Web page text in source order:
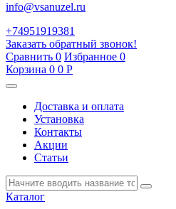
info@vsanuzel.ru
+74951919381
Заказать обратный звонок!
Сравнить 0 Избранное 0
Корзина 0 0 Р
Доставка и оплата
Установка
Контакты
Акции
Статьи
Каталог